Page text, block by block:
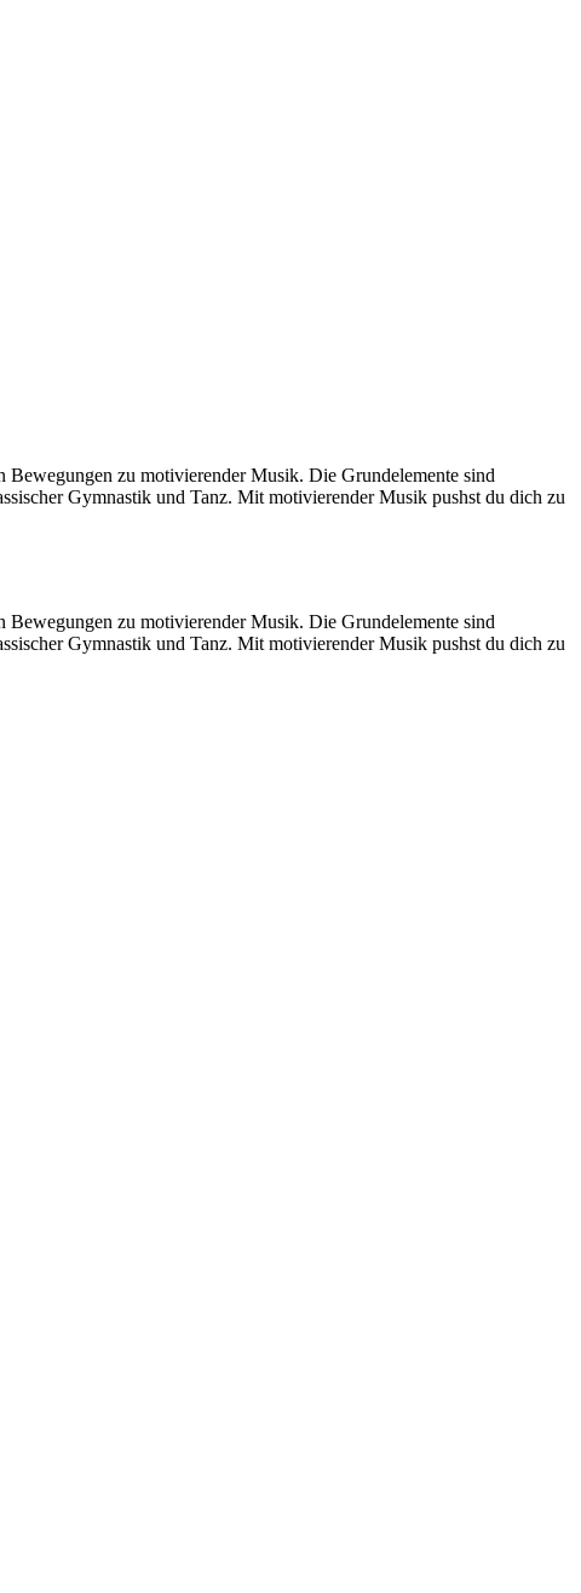
zu motivierender Musik. Die Grundelemente sind
Gymnastik und Tanz. Mit motivierender Musik pushst du dich zu
zu motivierender Musik. Die Grundelemente sind
Gymnastik und Tanz. Mit motivierender Musik pushst du dich zu